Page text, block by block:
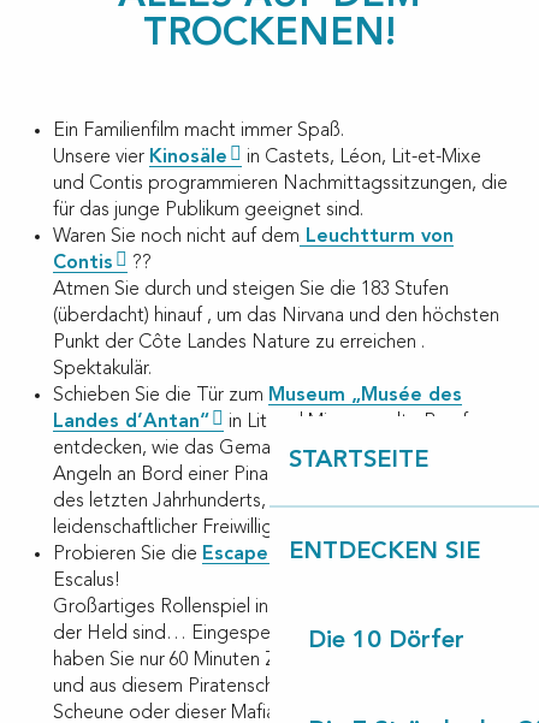
STARTSEITE
ENTDECKEN SIE
Die 10 Dörfer
TROCKENEN!
Ein Familienfilm macht immer Spaß.
Unsere vier Kinosäle
in Castets, Léon, Lit-et-Mixe
und Contis programmieren Nachmittagssitzungen, die
für das junge Publikum geeignet sind.
Waren Sie noch nicht auf dem Leuchtturm von
Contis
??
Atmen Sie durch und steigen Sie die 183 Stufen
(überdacht) hinauf , um das Nirvana und den höchsten
Punkt der Côte Landes Nature zu erreichen .
Spektakulär.
Schieben Sie die Tür zum Museum „Musée des
Landes d’Antan“
in Lit und Mixe, um alte Berufe zu
entdecken, wie das Gemahlen mit der Harzernte, das
Angeln an Bord einer Pinasse, die Gemeindeschule
des letzten Jahrhunderts, und all dies in Begleitung
leidenschaftlicher Freiwilliger.
Probieren Sie die Escape Game
im Saint-Michel-
Escalus!
Großartiges Rollenspiel in Lebensgröße, in dem Sie
der Held sind… Eingesperrt in einem Themenraum,
haben Sie nur 60 Minuten Zeit, um die Rätsel zu lösen
und aus diesem Piratenschiff, dieser verlassenen
Scheune oder dieser Mafia-Bar zu entkommen…